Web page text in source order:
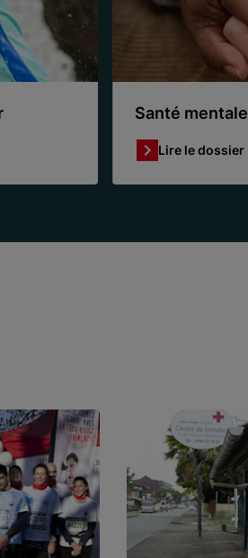
Santé mentale
Lire le dossier